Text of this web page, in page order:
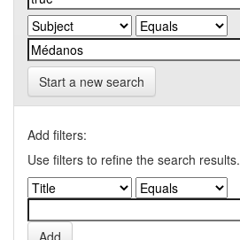
Start a new search
Add filters:
Use filters to refine the search results.